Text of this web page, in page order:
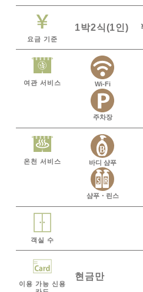
요금 기준
1박2식(1인)
여관 서비스 Wi-Fi
주차장
온천 서비스 바디 샴푸
샴푸・린스
객실 수
이용 가능 신용
현금만